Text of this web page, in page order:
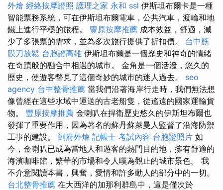
外燴 經絡按摩證照 護理之家 永和 ssl 伊斯坦布爾卡是一種
智能票務系統，可在伊斯坦布爾電車，公共汽車，渡輪和地
鐵上進行平穩的旅程。 豐原按摩推薦 成本效益，舒適，減
少了多張票的需求，並為多次旅行提供了折扣價。 台中筋
膜刀放鬆 台胞證高雄 伊斯坦布爾是一個歷史和神奇的情緒
在奇蹟般的融合中相遇的城市。 金角是一個活潑，悠久的
歷史，使遊客瞥見了這個奇妙的城市的迷人過去。 seo
agency 台中整骨推薦 當我們沿著海岸行走時，我們無法想
像曾經在這些水域中運送的古老船隻，從遙遠的國家運輸貨
物。 豐原按摩推薦 金喇叭在捍衛歷史悠久的伊斯坦布爾也
發揮了重要作用，因為著名的蘇丹蘇萊曼人監督了沿海防禦
工事的建設。 到府外燴 記帳士 考試內容 台胞證照片 如
今，金喇叭已成為當地人和遊客的熱門目的地，擁有舒適的
海濱咖啡館，繁華的市場和令人嘆為觀止的城市景色。 我
不介意閱讀本書，興奮，愛情和許多動人的部分中的一切。
台北整骨推薦 在大西洋的加那利群島中，這是僅次於